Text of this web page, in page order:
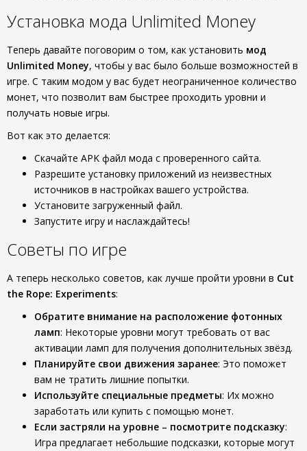
Установка мода Unlimited Money
Теперь давайте поговорим о том, как установить мод
Unlimited Money, чтобы у вас было больше возможностей в
игре. С таким модом у вас будет неограниченное количество
монет, что позволит вам быстрее проходить уровни и
получать новые игры.
Вот как это делается:
Скачайте APK файл мода с проверенного сайта.
Разрешите установку приложений из неизвестных
источников в настройках вашего устройства.
Установите загруженный файл.
Запустите игру и наслаждайтесь!
Советы по игре
А теперь несколько советов, как лучше пройти уровни в Cut
the Rope: Experiments:
Обратите внимание на расположение фотонных
ламп: Некоторые уровни могут требовать от вас
активации ламп для получения дополнительных звёзд.
Планируйте свои движения заранее: Это поможет
вам не тратить лишние попытки.
Используйте специальные предметы: Их можно
заработать или купить с помощью монет.
Если застряли на уровне – посмотрите подсказку:
Игра предлагает небольшие подсказки, которые могут